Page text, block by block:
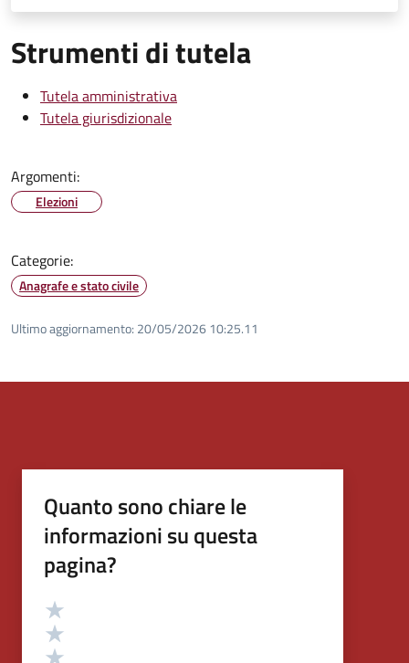
Strumenti di tutela
Tutela amministrativa
Tutela giurisdizionale
Argomenti:
Elezioni
Categorie:
Anagrafe e stato civile
Ultimo aggiornamento: 20/05/2026 10:25.11
Quanto sono chiare le
informazioni su questa
pagina?
Valutazione